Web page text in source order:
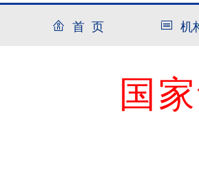
首 页 机
国